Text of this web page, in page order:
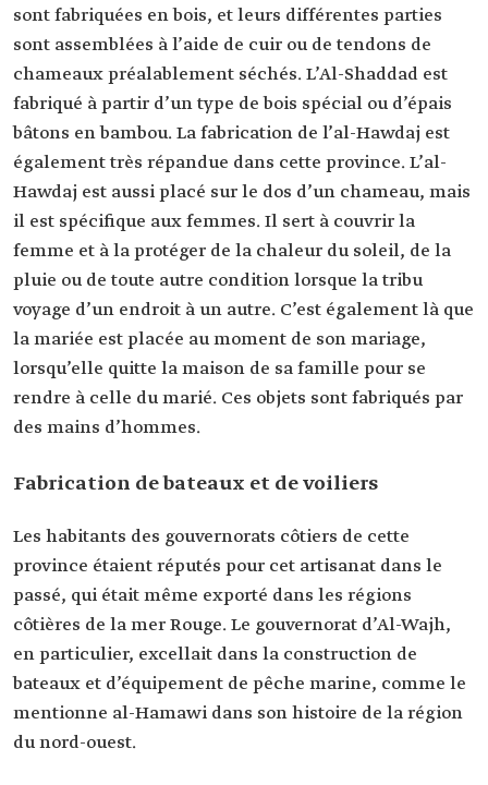
sont fabriquées en bois, et leurs différentes parties
sont assemblées à l’aide de cuir ou de tendons de
chameaux préalablement séchés. L’Al-Shaddad est
fabriqué à partir d’un type de bois spécial ou d’épais
bâtons en bambou. La fabrication de l’al-Hawdaj est
également très répandue dans cette province. L’al-
Hawdaj est aussi placé sur le dos d’un chameau, mais
il est spécifique aux femmes. Il sert à couvrir la
femme et à la protéger de la chaleur du soleil, de la
pluie ou de toute autre condition lorsque la tribu
voyage d’un endroit à un autre. C’est également là que
la mariée est placée au moment de son mariage,
lorsqu’elle quitte la maison de sa famille pour se
rendre à celle du marié. Ces objets sont fabriqués par
des mains d’hommes.
Fabrication de bateaux et de voiliers
Les habitants des gouvernorats côtiers de cette
province étaient réputés pour cet artisanat dans le
passé, qui était même exporté dans les régions
côtières de la mer Rouge. Le gouvernorat d’Al-Wajh,
en particulier, excellait dans la construction de
bateaux et d’équipement de pêche marine, comme le
mentionne al-Hamawi dans son histoire de la région
du nord-ouest.